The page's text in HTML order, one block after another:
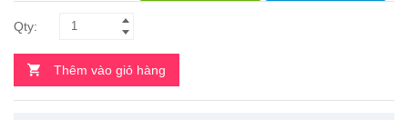
Thêm vào giỏ hàng